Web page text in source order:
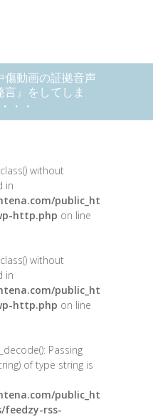
傷動画の証拠音声
』をしてしま
・・
without
in
public_ht
http.php on line
without
in
public_ht
http.php on line
Passing
of type string is
public_ht
feedzy-rss-